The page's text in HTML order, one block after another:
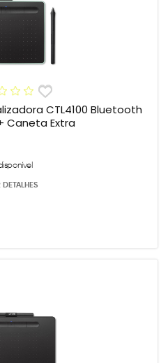
CTL4100 Bluetooth
Caneta Extra
DETALHES